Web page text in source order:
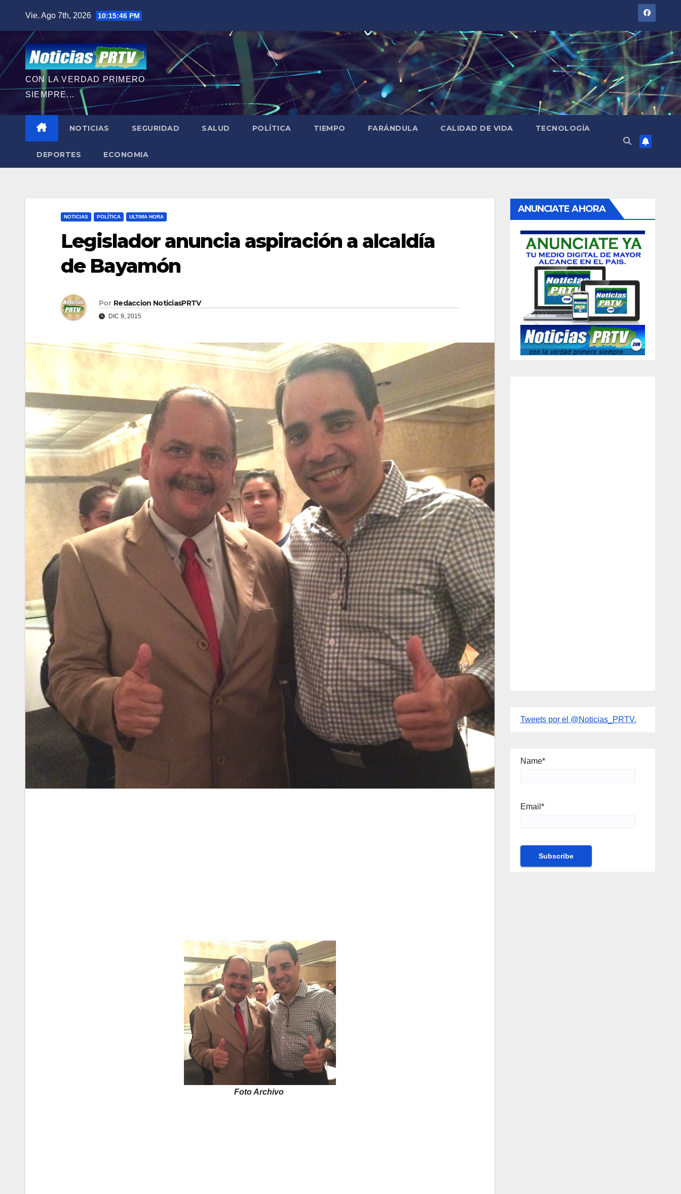
contenido
Vie. Ago 7th, 2026 10:15:47 PM
CON LA VERDAD PRIMERO
SIEMPRE...
NOTICIAS SEGURIDAD SALUD POLÍTICA TIEMPO FARÁNDULA CALIDAD DE VIDA TECNOLOGÍA
DEPORTES ECONOMIA
NOTICIAS POLÍTICA ULTIMA HORA
Legislador anuncia aspiración a alcaldía
de Bayamón
Por Redaccion NoticiasPRTV
DIC 9, 2015
Foto Archivo
ANUNCIATE AHORA
Tweets por el @Noticias_PRTV.
Name*
Email*